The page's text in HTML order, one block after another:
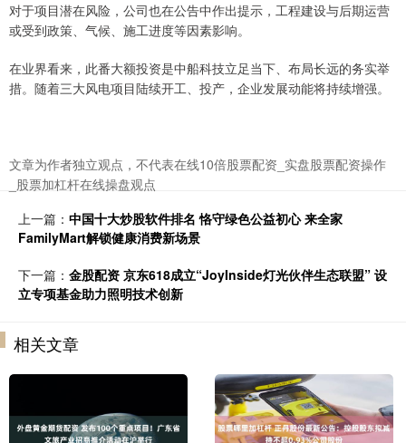
对于项目潜在风险，公司也在公告中作出提示，工程建设与后期运营
或受到政策、气候、施工进度等因素影响。
在业界看来，此番大额投资是中船科技立足当下、布局长远的务实举
措。随着三大风电项目陆续开工、投产，企业发展动能将持续增强。
文章为作者独立观点，不代表在线10倍股票配资_实盘股票配资操作
_股票加杠杆在线操盘观点
上一篇： 中国十大炒股软件排名 恪守绿色公益初心 来全家
FamilyMart解锁健康消费新场景
下一篇： 金股配资 京东618成立“JoyInside灯光伙伴生态联盟” 设
立专项基金助力照明技术创新
相关文章